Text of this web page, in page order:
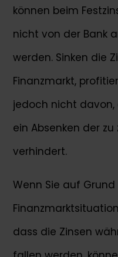
können beim
nicht von der Bank
werden. Sinken die
Finanzmarkt,
jedoch nicht
ein Absenken der
verhindert.
Wenn Sie auf
dass die Zinsen